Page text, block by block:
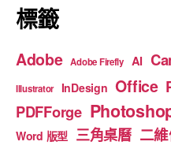
標籤
Adobe Adobe Firefly AI
Illustrator InDesign Office
PDFForge
Word 版型 三角桌曆 二